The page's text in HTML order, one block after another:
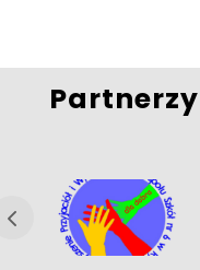
Partnerzy